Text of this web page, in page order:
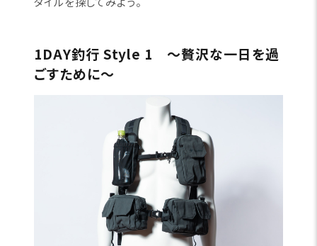
1DAY釣行 Style 1 〜贅沢な一日を過
ごすために〜